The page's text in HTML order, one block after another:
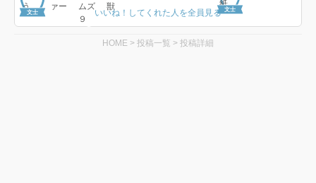
文士
文士 いいね！してくれた人を全員見る
HOME > 投稿一覧 > 投稿詳細